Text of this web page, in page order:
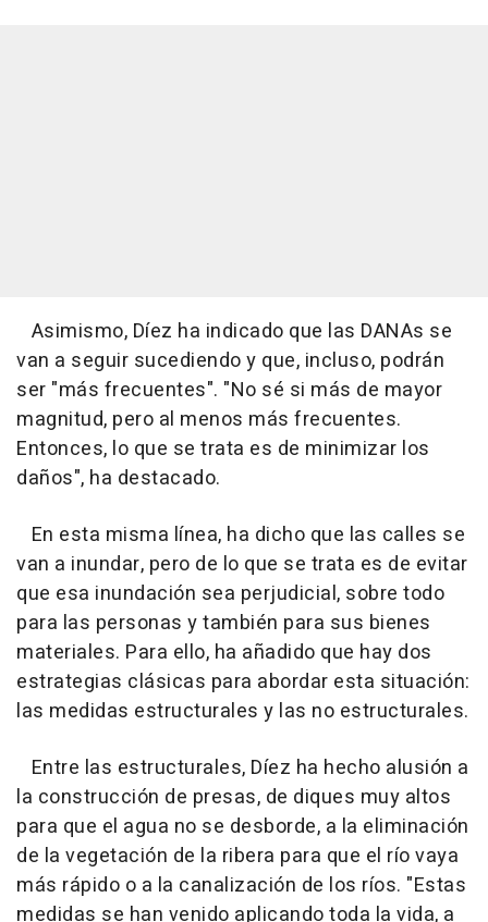
Asimismo, Díez ha indicado que las DANAs se
van a seguir sucediendo y que, incluso, podrán
ser "más frecuentes". "No sé si más de mayor
magnitud, pero al menos más frecuentes.
Entonces, lo que se trata es de minimizar los
daños", ha destacado.
En esta misma línea, ha dicho que las calles se
van a inundar, pero de lo que se trata es de evitar
que esa inundación sea perjudicial, sobre todo
para las personas y también para sus bienes
materiales. Para ello, ha añadido que hay dos
estrategias clásicas para abordar esta situación:
las medidas estructurales y las no estructurales.
Entre las estructurales, Díez ha hecho alusión a
la construcción de presas, de diques muy altos
para que el agua no se desborde, a la eliminación
de la vegetación de la ribera para que el río vaya
más rápido o a la canalización de los ríos. "Estas
medidas se han venido aplicando toda la vida, a